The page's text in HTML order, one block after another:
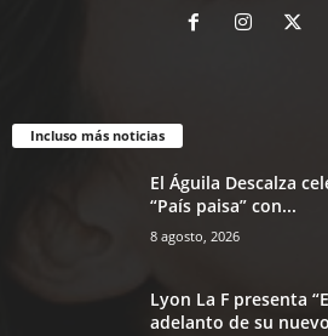
Incluso más noticias
El Águila Descalza
“País paisa” con...
8 agosto, 2026
Lyon La F presenta
adelanto de su